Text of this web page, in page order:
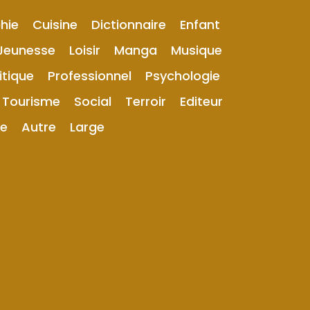
Cuisine Dictionnaire
Enfant
Loisir Manga
Musique
Professionnel
Psychologie
Tourisme Social Terroir
Editeur
Autre Large